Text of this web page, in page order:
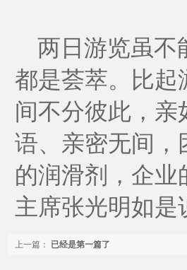
两日游览虽不
都是荟萃。比起
间不分彼此，
语、亲密无间，
的润滑剂，企业
主席张光明如是
上一篇： 已经是第一篇了